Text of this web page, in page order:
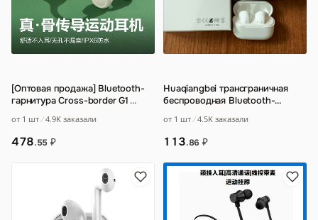
[Оптовая продажа] Bluetooth-
гарнитура Cross-border G1…
от 1 шт 4.9K заказали
478.55 ₽
Huaqiangbei трансграничная
беспроводная Bluetooth-
новая Bluetooth…
от 1 шт 4.5K заказали
113.86 ₽